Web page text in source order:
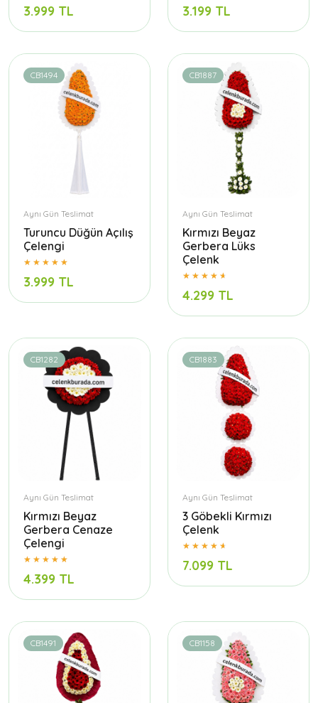
3.999 TL 3.199 TL
CB1494
Aynı Gün Teslimat
Turuncu Düğün Açılış
Çelengi
3.999 TL
CB1887
Aynı Gün Teslimat
Kırmızı Beyaz
Gerbera Lüks
Çelenk
4.299 TL
CB1282
Aynı Gün Teslimat
Kırmızı Beyaz
Gerbera Cenaze
Çelengi
4.399 TL
CB1883
Aynı Gün Teslimat
3 Göbekli Kırmızı
Çelenk
7.099 TL
CB1491 CB1158